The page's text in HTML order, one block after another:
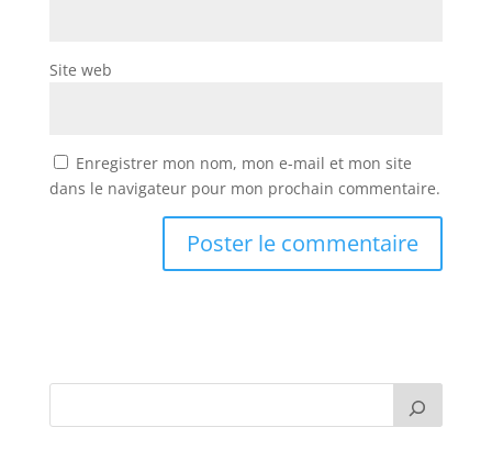
Site web
Enregistrer mon nom, mon e-mail et mon site
dans le navigateur pour mon prochain commentaire.